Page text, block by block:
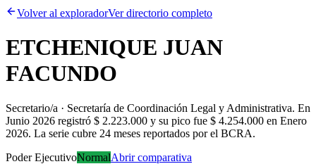
Volver al exploradorVer directorio completo
ETCHENIQUE JUAN
FACUNDO
Secretario/a · Secretaría de Coordinación Legal y Administrativa. En
Junio 2026 registró $ 2.223.000 y su pico fue $ 4.254.000 en Enero
2026. La serie cubre 24 meses reportados por el BCRA.
Poder EjecutivoNormalAbrir comparativa